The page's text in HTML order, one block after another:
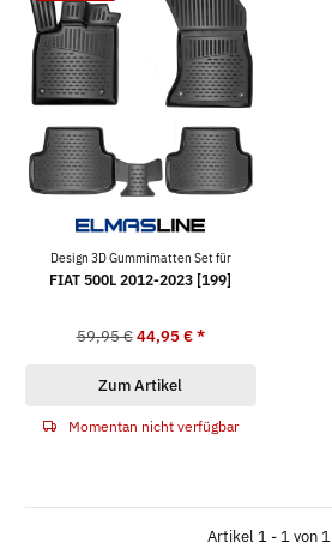
Design 3D Gummimatten Set für
FIAT 500L 2012-2023 [199]
59,95 € 44,95 €*
Zum Artikel
Momentan nicht verfügbar
Artikel 1 - 1 von 1